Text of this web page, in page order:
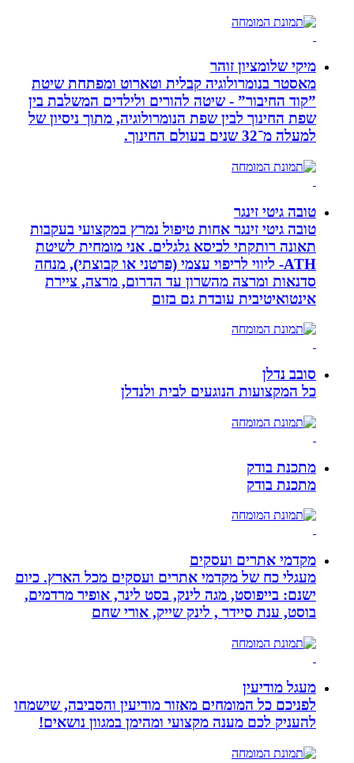
מיקי שלומציון זוהר
מאסטר בנומרולוגיה קבלית וטארוט ומפתחת שיטת
”קוד החיבור” - שיטה להורים ולילדים המשלבת בין
שפת החינוך לבין שפת הנומרולוגיה, מתוך ניסיון של
למעלה מ־32 שנים בעולם החינוך.
טובה גיטי זינגר
טובה גיטי זינגר אחות טיפול נמרץ במקצועי בעקבות
תאונה רותקתי לכיסא גלגלים. אני מומחית לשיטת
ATH- ליווי לריפוי עצמי (פרטני או קבוצתי), מנחה
סדנאות ומרצה מהשרון עד הדרום, מרצה, ציירת
אינטואיטיבית עובדת גם בזום
סובב נדלן
כל המקצועות הנוגעים לבית ולנדלן
מתכנת בודק
מתכנת בודק
מקדמי אתרים ועסקים
מעגלי כח של מקדמי אתרים ועסקים מכל הארץ. כיום
ישנם: בייפוסט, מגה לינק, בסט לינר, אופיר מרדמים,
בוסט, ענת סיידר , לינק שייק, אורי שחם
מעגל מודיעין
לפניכם כל המומחים מאזור מודיעין והסביבה, שישמחו
להעניק לכם מענה מקצועי ומהימן במגוון נושאים!